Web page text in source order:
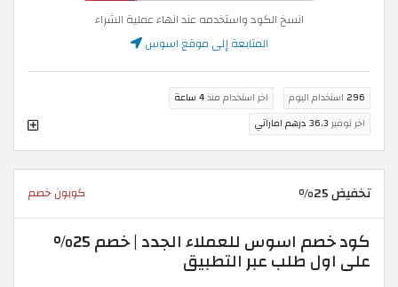
انسخ الكود واستخدمه عند انهاء عملية الشراء
المتابعة إلى موقع اسوس
296 استخدام اليوم اخر استخدام منذ4 ساعة
اخر توفير 36.3 درهم اماراتي
تخفيض 25% كوبون خصم
كود خصم اسوس للعملاء الجدد | خصم 25%
على اول طلب عبر التطبيق